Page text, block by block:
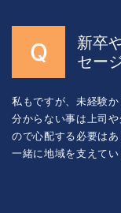
新卒
セー
私もですが、未経験か
分からない事は上司
ので心配する必要はあ
一緒に地域を支えてい